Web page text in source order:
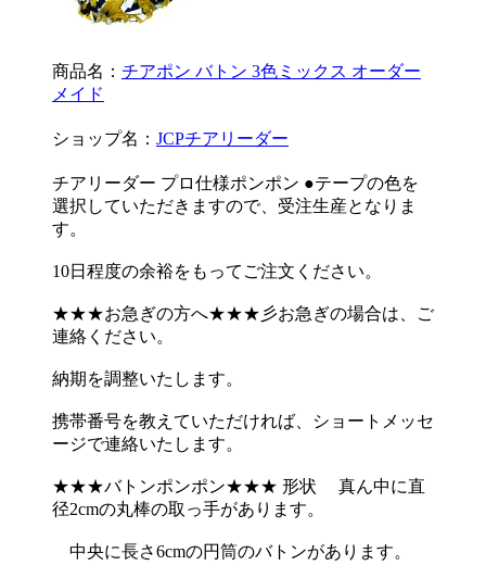
商品名： チアポン バトン 3色ミックス オーダー
メイド
ショップ名： JCPチアリーダー
チアリーダー プロ仕様ポンポン ●テープの色を
選択していただきますので、受注生産となりま
す。
10日程度の余裕をもってご注文ください。
★★★お急ぎの方へ★★★彡お急ぎの場合は、ご
連絡ください。
納期を調整いたします。
携帯番号を教えていただければ、ショートメッセ
ージで連絡いたします。
★★★バトンポンポン★★★ 形状 真ん中に直
径2cmの丸棒の取っ手があります。
中央に長さ6cmの円筒のバトンがあります。